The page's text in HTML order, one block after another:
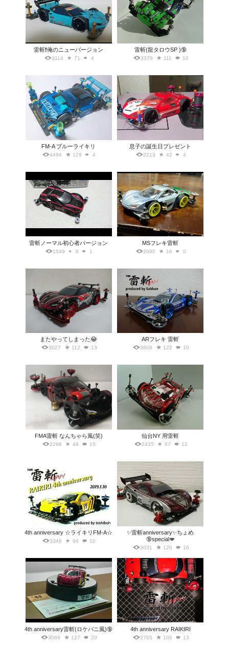
雷斬❗俺のニューバージョン
3114 71 4
雷斬(龍タロウSP )🔞
3379 111 10
FM-A ブルーライキリ
4494 129 4
息子の誕生日プレゼント
2213 42 4
雷斬ノーマル初心者バージョン
1549 8 1
MSフレキ雷斬
2090 16 0
またやってしまった😂
3027 112 13
ARフレキ 雷斬
3808 122 10
FMA雷斬 なんちゃら風(笑)
2298 49 15
仙台NY 用雷斬
2435 67 12
4th anniversary ☆ライキリFM-A☆
3348 94 10
✨雷斬anniversary✨ちょめ
🔞special💋
3031 120 16
4th anniversary雷斬(ロケバニ風)🔞
3069 127 20
4th anniversary RAIKIRI
2765 106 13